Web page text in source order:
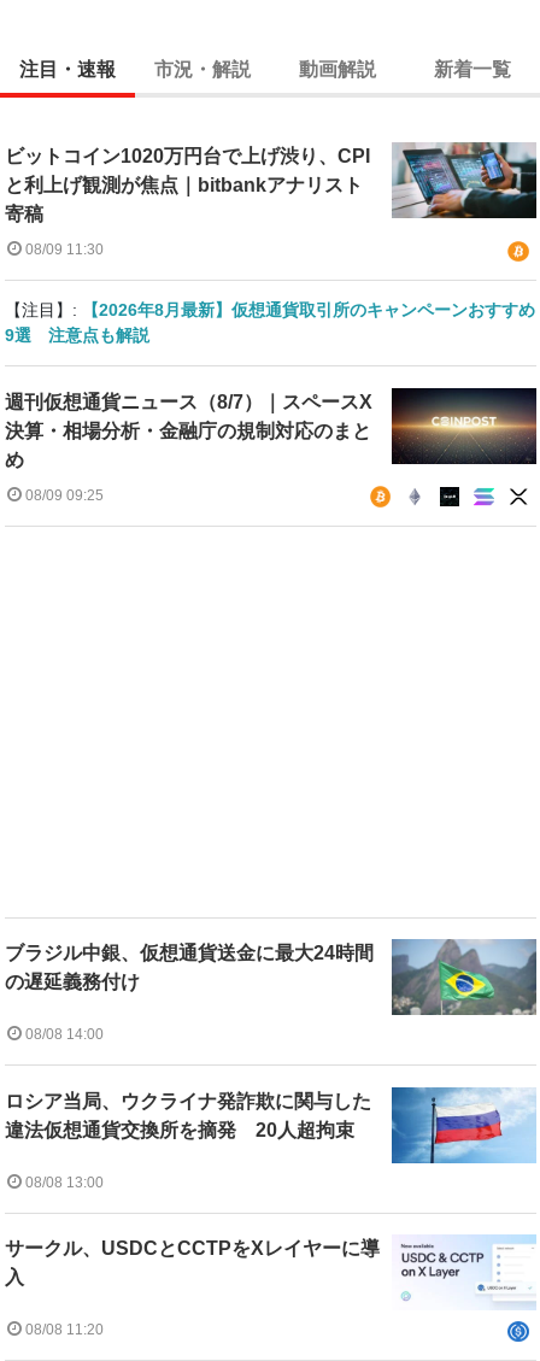
注目・速報 市況・解説 動画解説 新着一覧
ビットコイン1020万円台で上げ渋り、CPI
と利上げ観測が焦点｜bitbankアナリスト
寄稿
08/09 11:30
【注目】:
【2026年8月最新】仮想通貨取引所のキャンペーンおすすめ
9選 注意点も解説
週刊仮想通貨ニュース（8/7）｜スペースX
決算・相場分析・金融庁の規制対応のまと
め
08/09 09:25
ブラジル中銀、仮想通貨送金に最大24時間
の遅延義務付け
08/08 14:00
ロシア当局、ウクライナ発詐欺に関与した
違法仮想通貨交換所を摘発 20人超拘束
08/08 13:00
サークル、USDCとCCTPをXレイヤーに導
入
08/08 11:20